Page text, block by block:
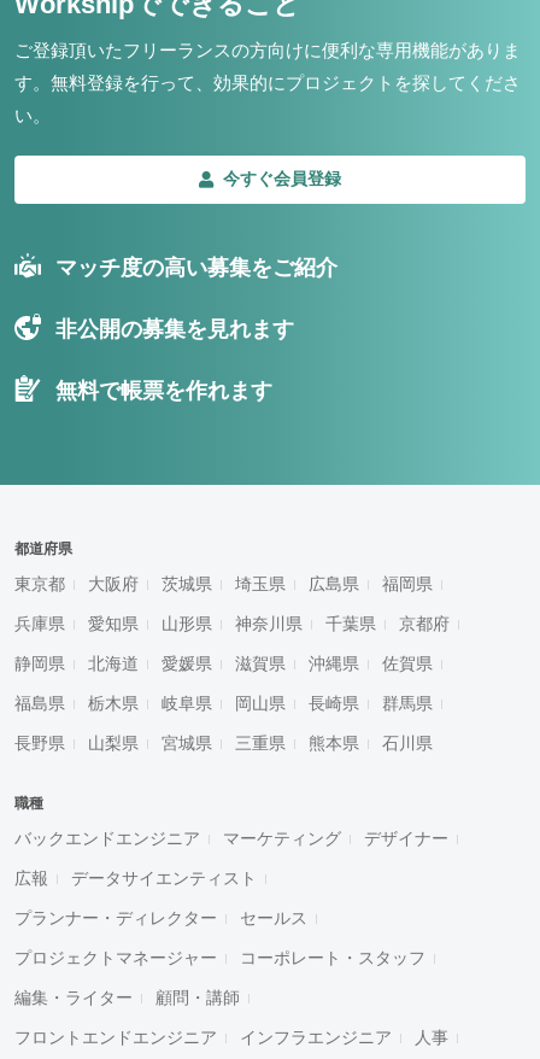
ご登録頂いたフリーランスの方向けに便利な専用機能がありま
す。 無料登録を行って、効果的にプロジェクトを探してくださ
い。
今すぐ会員登録
マッチ度の高い募集をご紹介
非公開の募集を見れます
無料で帳票を作れます
都道府県
東京都 大阪府 茨城県 埼玉県 広島県 福岡県
兵庫県 愛知県 山形県 神奈川県 千葉県 京都府
静岡県 北海道 愛媛県 滋賀県 沖縄県 佐賀県
福島県 栃木県 岐阜県 岡山県 長崎県 群馬県
長野県 山梨県 宮城県 三重県 熊本県 石川県
職種
バックエンドエンジニア マーケティング デザイナー
広報 データサイエンティスト
プランナー・ディレクター セールス
プロジェクトマネージャー コーポレート・スタッフ
編集・ライター 顧問・講師
フロントエンドエンジニア インフラエンジニア 人事